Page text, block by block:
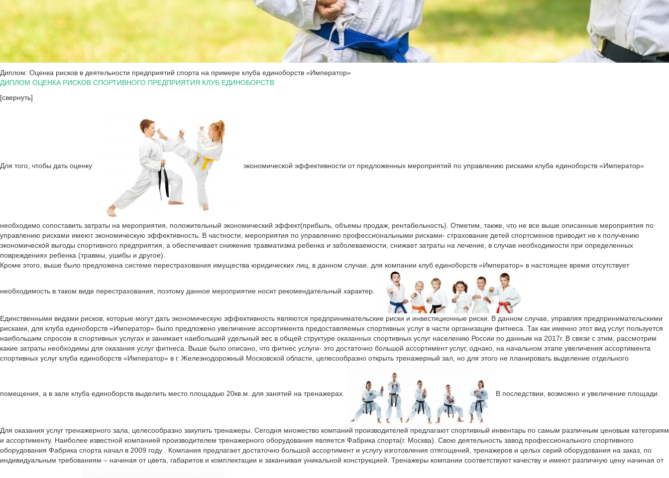
Диплом: Оценка рисков в деятельности предприятий спорта на примере клуба единоборств «Император»
ДИПЛОМ ОЦЕНКА РИСКОВ СПОРТИВНОГО ПРЕДПРИЯТИЯ КЛУБ ЕДИНОБОРСТВ
[свернуть]
Для того, чтобы дать оценку экономической эффективности от предложенных мероприятий по управлению рисками клуба единоборств «Император»
необходимо сопоставить затраты на мероприятия, положительный экономический эффект(прибыль, объемы продаж, рентабельность). Отметим, также, что не все выше описанные мероприятия по
управлению рисками имеют экономическую эффективность. В частности, мероприятия по управлению профессиональными рисками- страхование детей спортсменов приводит не к получению
экономической выгоды спортивного предприятия, а обеспечивает снижение травматизма ребенка и заболеваемости, снижает затраты на лечение, в случае необходимости при определенных
повреждениях ребенка (травмы, ушибы и другое).
Кроме этого, выше было предложена системе перестрахования имущества юридических лиц, в данном случае, для компании клуб единоборств «Император» в настоящее время отсутствует
необходимость в таком виде перестрахования, поэтому данное мероприятие носит рекомендательный характер.
Единственными видами рисков, которые могут дать экономическую эффективность являются предпринимательские риски и инвестиционные риски. В данном случае, управляя предпринимательскими
рисками, для клуба единоборств «Император» было предложено увеличение ассортимента предоставляемых спортивных услуг в части организации фитнеса. Так как именно этот вид услуг пользуется
наибольшим спросом в спортивных услугах и занимает наибольший удельный вес в общей структуре оказанных спортивных услуг населению России по данным на 2017г. В связи с этим, рассмотрим
какие затраты необходимы для оказания услуг фитнеса. Выше было описано, что фитнес услуги- это достаточно большой ассортимент услуг, однако, на начальном этапе увеличения ассортимента
спортивных услуг клуба единоборств «Император» в г. Железнодорожный Московской области, целесообразно открыть тренажерный зал, но для этого не планировать выделение отдельного
помещения, а в зале клуба единоборств выделить место площадью 20кв.м. для занятий на тренажерах. В последствии, возможно и увеличение площади.
Для оказания услуг тренажерного зала, целесообразно закупить тренажеры. Сегодня множество компаний производителей предлагают спортивный инвентарь по самым различным ценовым категориям
и ассортименту. Наиболее известной компанией производителем тренажерного оборудования является Фабрика спорта(г. Москва). Свою деятельность завод профессионального спортивного
оборудования Фабрика спорта начал в 2009 году . Компания предлагает достаточно большой ассортимент и услугу изготовления отягощений, тренажеров и целых серий оборудования на заказ, по
индивидуальным требованиям – начиная от цвета, габаритов и комплектации и заканчивая уникальной конструкцией. Тренажеры компании соответствуют качеству и имеют различную цену начиная от